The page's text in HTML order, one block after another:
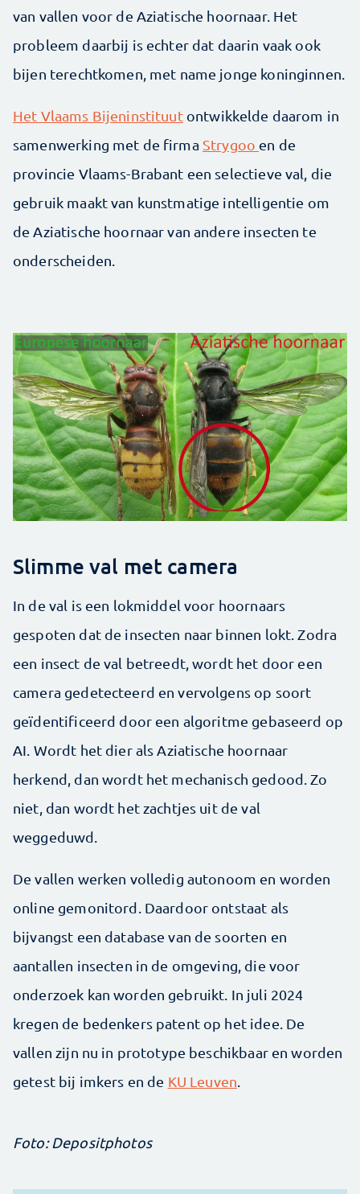
van vallen voor de Aziatische hoornaar. Het
probleem daarbij is echter dat daarin vaak ook
bijen terechtkomen, met name jonge koninginnen.
Het Vlaams Bijeninstituutontwikkelde daarom in
samenwerking met de firma Strygoo en de
provincie Vlaams-Brabant een selectieve val, die
gebruik maakt van kunstmatige intelligentie om
de Aziatische hoornaar van andere insecten te
onderscheiden.
Slimme val met camera
In de val is een lokmiddel voor hoornaars
gespoten dat de insecten naar binnen lokt. Zodra
een insect de val betreedt, wordt het door een
camera gedetecteerd en vervolgens op soort
geïdentificeerd door een algoritme gebaseerd op
AI. Wordt het dier als Aziatische hoornaar
herkend, dan wordt het mechanisch gedood. Zo
niet, dan wordt het zachtjes uit de val
weggeduwd.
De vallen werken volledig autonoom en worden
online gemonitord. Daardoor ontstaat als
bijvangst een database van de soorten en
aantallen insecten in de omgeving, die voor
onderzoek kan worden gebruikt. In juli 2024
kregen de bedenkers patent op het idee. De
vallen zijn nu in prototype beschikbaar en worden
getest bij imkers en de KU Leuven
Foto: Depositphotos